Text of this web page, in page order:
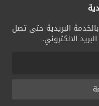
البريدية حتى تصل
الالكتروني.